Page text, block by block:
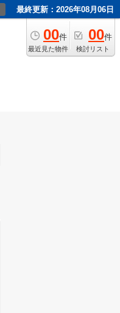
最終更新：2026年08月06日
00件
最近見た物件
00件
検討リスト